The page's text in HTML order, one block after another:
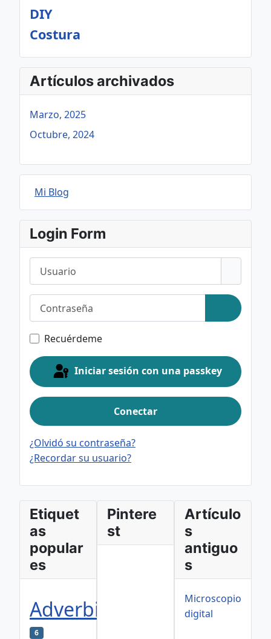
DIY
Costura
Artículos archivados
Marzo, 2025
Octubre, 2024
Mi Blog
Login Form
Mostrar
Recuérdeme
Iniciar sesión con una passkey
Conectar
¿Olvidó su contraseña?
¿Recordar su usuario?
Etiquet
as
popular
es
Adverbios
6
Pintere
st
Artículo
s
antiguo
s
Microscopio
digital